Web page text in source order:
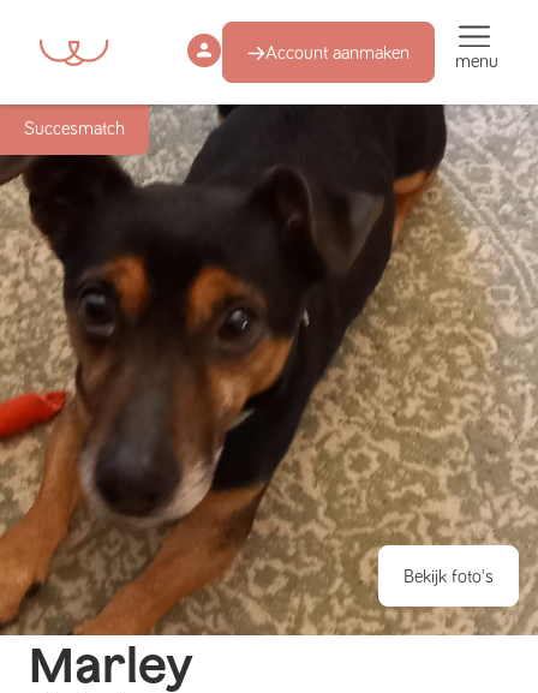
Account aanmaken menu
Succesmatch
Bekijk foto's
Marley